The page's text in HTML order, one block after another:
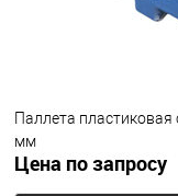
Паллета
мм
Цена по запросу